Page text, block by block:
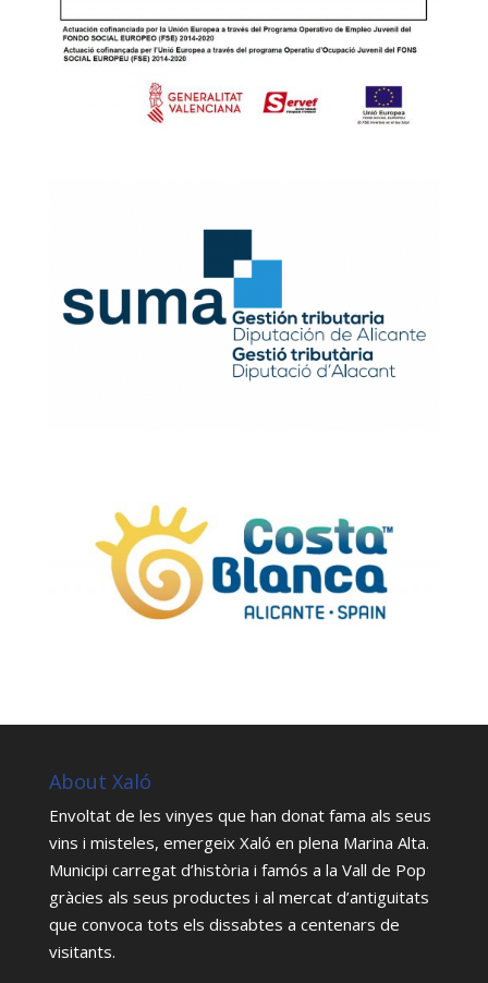
About Xaló
Envoltat de les vinyes que han donat fama als seus
vins i misteles, emergeix Xaló en plena Marina Alta.
Municipi carregat d’història i famós a la Vall de Pop
gràcies als seus productes i al mercat d’antiguitats
que convoca tots els dissabtes a centenars de
visitants.